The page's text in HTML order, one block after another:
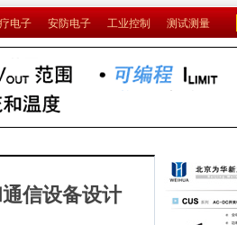
电子 安防电子 工业控制 测试测量
信设备设计